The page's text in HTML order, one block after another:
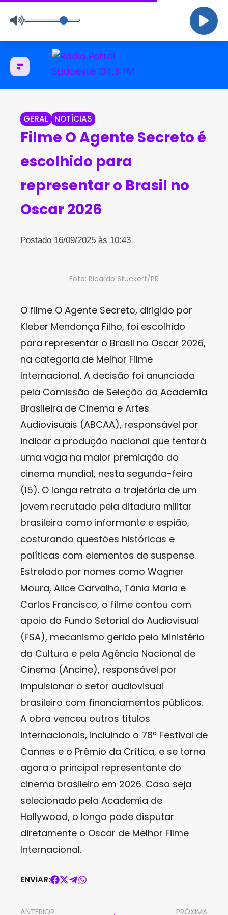
GERAL NOTÍCIAS
Filme O Agente Secreto é
escolhido para
representar o Brasil no
Oscar 2026
Postado 16/09/2025 às 10:43
Foto: Ricardo Stuckert/PR
O filme O Agente Secreto, dirigido por
Kleber Mendonça Filho, foi escolhido
para representar o Brasil no Oscar 2026,
na categoria de Melhor Filme
Internacional. A decisão foi anunciada
pela Comissão de Seleção da Academia
Brasileira de Cinema e Artes
Audiovisuais (ABCAA), responsável por
indicar a produção nacional que tentará
uma vaga na maior premiação do
cinema mundial, nesta segunda-feira
(15). O longa retrata a trajetória de um
jovem recrutado pela ditadura militar
brasileira como informante e espião,
costurando questões históricas e
políticas com elementos de suspense.
Estrelado por nomes como Wagner
Moura, Alice Carvalho, Tânia Maria e
Carlos Francisco, o filme contou com
apoio do Fundo Setorial do Audiovisual
(FSA), mecanismo gerido pelo Ministério
da Cultura e pela Agência Nacional de
Cinema (Ancine), responsável por
impulsionar o setor audiovisual
brasileiro com financiamentos públicos.
A obra venceu outros títulos
internacionais, incluindo o 78º Festival de
Cannes e o Prêmio da Crítica, e se torna
agora o principal representante do
cinema brasileiro em 2026. Caso seja
selecionado pela Academia de
Hollywood, o longa pode disputar
diretamente o Oscar de Melhor Filme
Internacional.
ENVIAR:
ANTERIOR PRÓXIMA